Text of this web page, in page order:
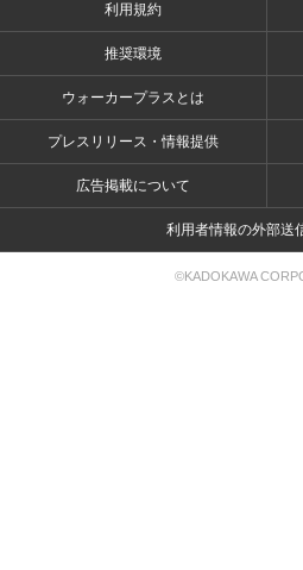
利用規約
推奨環境
ウォーカープラスとは
プレスリリース・情報提供
広告掲載について
利用者情報の外部送
©KADOKAWA